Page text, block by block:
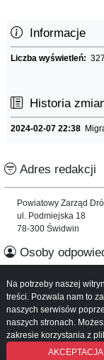
Informacje
Liczba wyświetleń: 327
Historia
2024-02-07 22:38
Adres redakcji
Powiatowy Zarząd
ul. Podmiejska 18
78-300 Świdwin
Osoby
Informacje o
Mapa serwisu
Instrukcja obsługi
Na potrzeby naszej
treści. Pozwala nam to
naszych serwisów
naszych stronach.
zakresie korzystania z
AKCEPTACJA